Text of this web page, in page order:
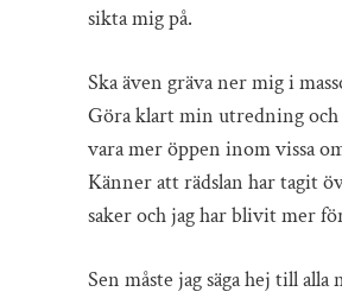
sikta mig på.
Ska även gräva ner mig i
Göra klart min utredning
vara mer öppen inom vissa
Känner att rädslan har tagit
saker och jag har blivit mer
Sen måste jag säga hej till alla